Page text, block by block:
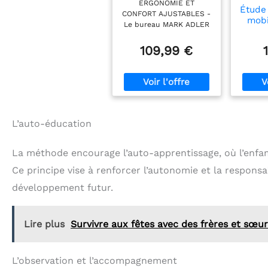
Enfants, Hauteur
Réglable Gris
ERGONOMIE ET
CONFORT AJUSTABLES -
Le bureau MARK ADLER
pour accompagner la
croissance de votre
hauteur réglable. Le
plateau inclinable
permet d’adapter la
correcte, essentielle
pour la santé à long
terme. Son design
TRAVAIL INCLINABLE -
Le plateau du bureau
à votre enfant une
109,99 €
L’auto-éducation
La méthode encourage l’auto-apprentissage, où
Ce principe vise à renforcer l’autonomie et la
développement futur.
Lire plus Survivre aux fêtes avec des frères et
L’observation et l’accompagnement